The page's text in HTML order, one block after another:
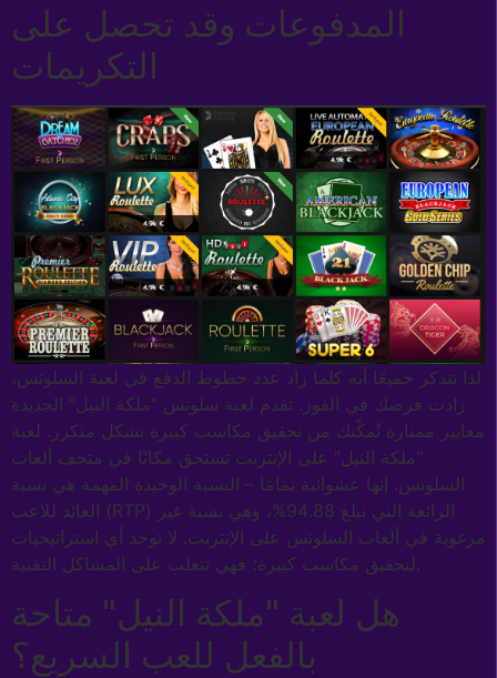
المدفوعات وقد تحصل على
التكريمات
لذا نتذكر جميعًا أنه كلما زاد عدد خطوط الدفع في لعبة السلوتس،
زادت فرصك في الفوز. تقدم لعبة سلوتس "ملكة النيل" الجديدة
معايير ممتازة تُمكّنك من تحقيق مكاسب كبيرة بشكل متكرر. لعبة
"ملكة النيل" على الإنترنت تستحق مكانًا في متحف ألعاب
السلوتس. إنها عشوائية تمامًا – النسبة الوحيدة المهمة هي نسبة
العائد للاعب (RTP) الرائعة التي تبلغ 94.88%، وهي نسبة غير
مرغوبة في ألعاب السلوتس على الإنترنت. لا توجد أي استراتيجيات
لتحقيق مكاسب كبيرة؛ فهي تتغلب على المشاكل التقنية.
هل لعبة "ملكة النيل" متاحة
بالفعل للعب السريع؟